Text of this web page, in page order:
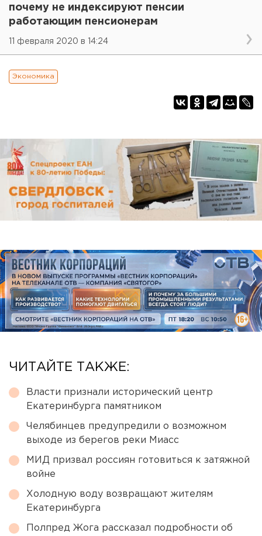
почему не индексируют пенсии
работающим пенсионерам
11 февраля 2020 в 14:24
Экономика
ЧИТАЙТЕ ТАКЖЕ:
Власти признали исторический центр
Екатеринбурга памятником
Челябинцев предупредили о возможном
выходе из берегов реки Миасс
МИД призвал россиян готовиться к затяжной
войне
Холодную воду возвращают жителям
Екатеринбурга
Полпред Жога рассказал подробности об